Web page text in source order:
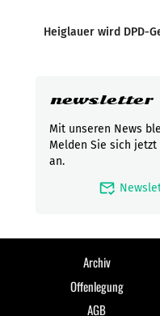
Heiglauer wird DPD-
newsletter
Mit unseren News
Melden Sie sich
an.
mark_email_read
Archiv
Offenlegung
AGB